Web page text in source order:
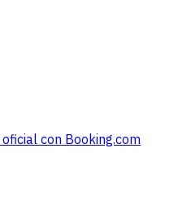
con Booking.com